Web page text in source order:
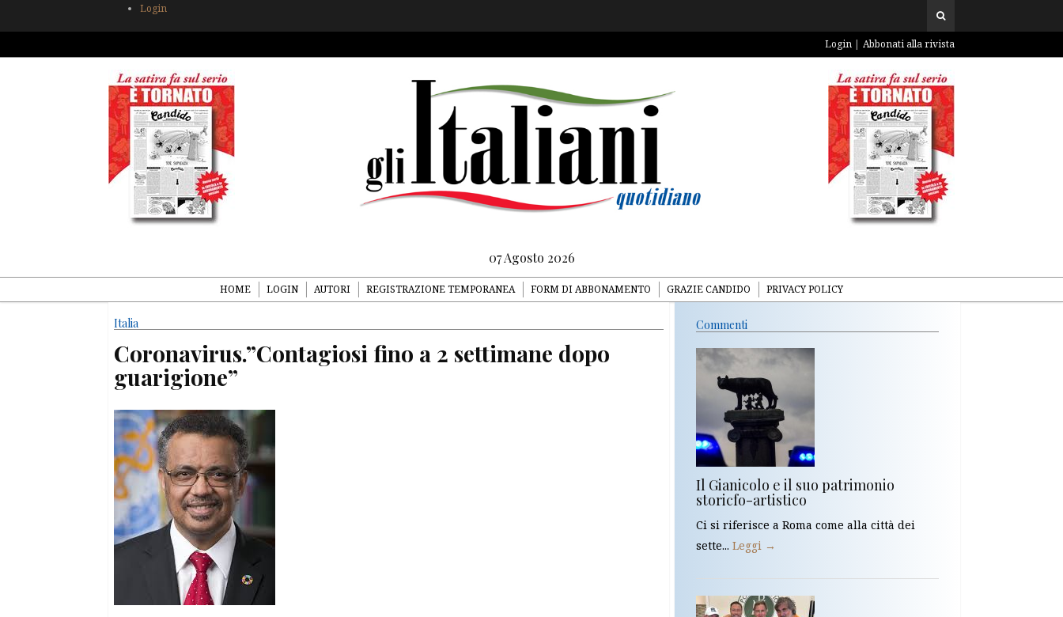
Login
Login Abbonati alla rivista
07 Agosto 2026
HOME LOGIN AUTORI REGISTRAZIONE TEMPORANEA FORM DI ABBONAMENTO GRAZIE CANDIDO PRIVACY POLICY
Italia
Coronavirus.”Contagiosi fino a 2 settimane dopo
guarigione”
Commenti
Il Gianicolo e il suo patrimonio
storicfo-artistico
Ci si riferisce a Roma come alla città dei
sette... Leggi →